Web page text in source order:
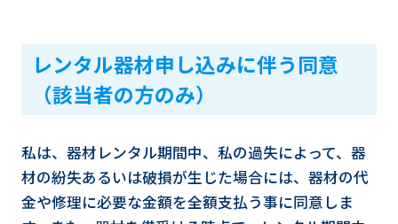
レンタル器材申し込みに伴う同意
（該当者の方のみ）
私は、器材レンタル期間中、私の過失によって、器
材の紛失あるいは破損が生じた場合には、器材の代
金や修理に必要な金額を全額支払う事に同意しま